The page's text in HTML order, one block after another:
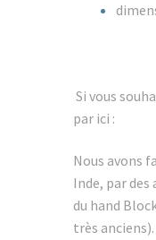
Si vous
par ici :
Nous avons
Inde, par
du hand
très anciens).